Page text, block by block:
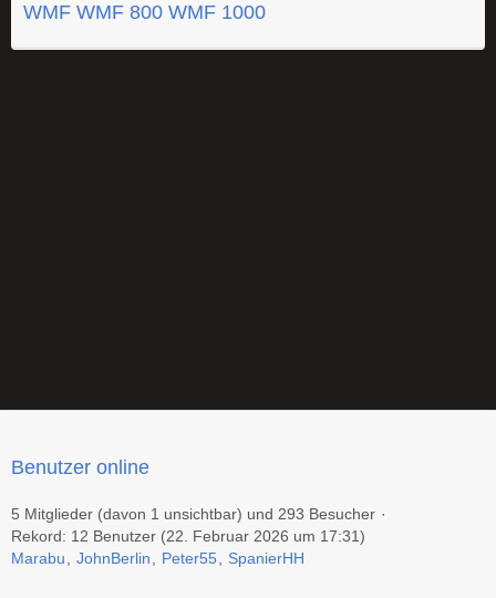
WMF WMF 800 WMF 1000
Benutzer online
5 Mitglieder (davon 1 unsichtbar) und 293 Besucher
Rekord: 12 Benutzer (22. Februar 2026 um 17:31)
Marabu
JohnBerlin Peter55 SpanierHH